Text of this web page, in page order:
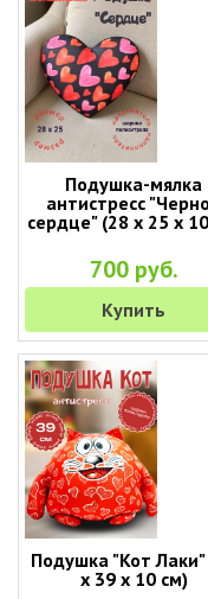
Подушка-мялка
антистресс
сердце" (28 х 25 х
700 руб.
Купить
Подушка "Кот
х 39 х 10 см)